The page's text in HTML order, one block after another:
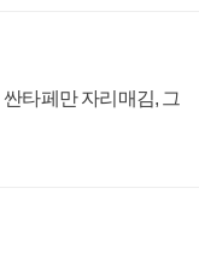
타페만 자리매김, 그